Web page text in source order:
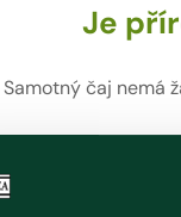
Je
Samotný čaj nemá